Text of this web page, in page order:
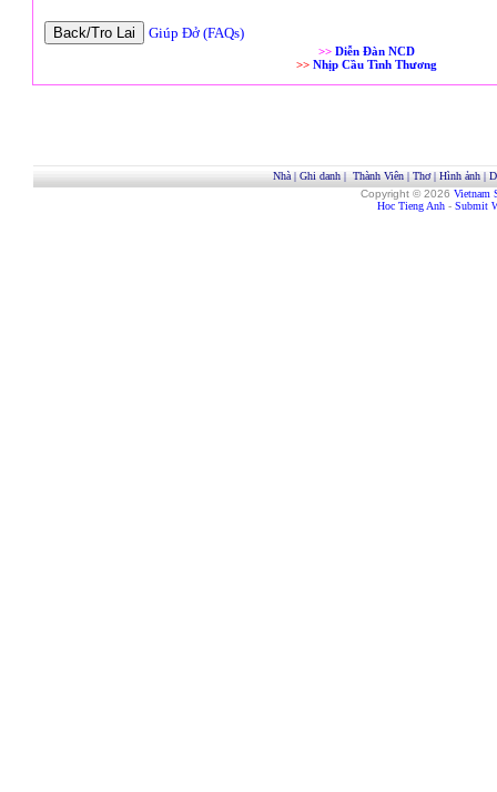
Giúp Đở (FAQs)
>> Diễn Đàn NCD
>> Nhịp Cầu Tình Thương
Nhà| Ghi danh| Thành Viên| Thơ| Hình ảnh|
Copyright © 2026 Vietnam
Hoc Tieng Anh - Submit